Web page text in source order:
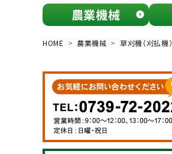
農業機械
ログイン person 会員登録
search
HOME 農業機械 草刈機（刈払機）